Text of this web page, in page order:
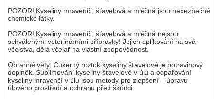
POZOR! Kyseliny mravenčí, šťavelová a mléčná jsou nebezpečné
chemické látky.
POZOR! Kyseliny mravenčí, šťavelová a mléčná nejsou
schválenými veterinárními přípravky! Jejich aplikování na svá
včelstva, dělá včelař na vlastní zodpovědnost.
Obranné věty: Cukerný roztok kyseliny šťavelové je potravinový
doplněk. Sublimování kyseliny šťavelové v úlu a odpařování
kyseliny mravenčí v úlu jsou metody pro zlepšení – úpravu
úlového prostředí a ochranu před škůdci.